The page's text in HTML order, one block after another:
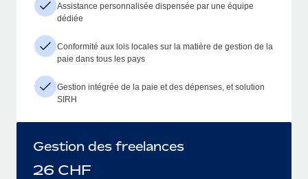
Assistance personnalisée dispensée par une équipe
dédiée
Conformité aux lois locales sur la matière de gestion de la
paie dans tous les pays
Gestion intégrée de la paie et des dépenses, et solution
SIRH
Gestion des freelances
26 CHF